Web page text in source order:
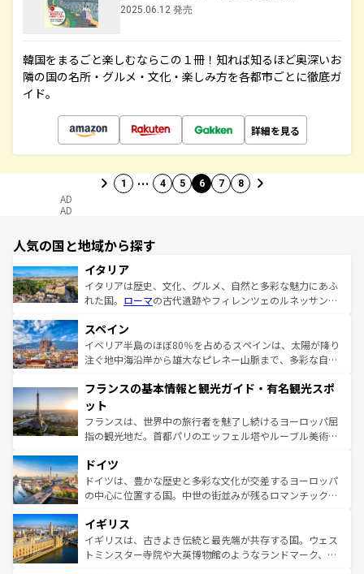
2025.06.12 発売
韓国をまるごと楽しむならこの１冊！知れば知るほど奥深いお
隣の国の名所・グルメ・文化・楽しみ方を各都市ごとに徹底ガ
イド。
詳細を見る
1 … 4 5 6 7 8
AD
AD
人気の国と地域から探す
イタリア
イタリアは歴史、文化、グルメ、自然と多彩な魅力にあふ
れた国。 ローマの古代遺跡やフィレンツェのルネッサンス
ろん、トスカーナの美しい田園風景やアマルフィ海岸の絶
景など、自然景観も見逃せない。観光の合間には、本場の
ピザやパスタなど、絶品のイタリア料理を堪能することも
ませてくれるイタリアで、忘れられない旅をしてみよう！
なお、新着のイタリア情報は
しい。
スペイン
イベリア半島のほぼ80％を占めるスペインは、太陽が降り
注ぐ地中海沿岸から雄大なピレネー山脈まで、多彩な自然
文化が根付くこの国では、情熱的なフラメンコ、熱気あふ
れる闘牛、そして美味しいタパスが生活の一部となってい
る。首都マドリードの洗練された雰囲気や、バルセロナの
アートに溢れた街角から、地方では古代ローマ遺跡や中世
せる。地方によって風土や気候が異なるスペインはその個
性で訪れる人を魅了する。 なお、新着のスペイン情報は コ
ンテンツ一覧を参照してほしい。
フランスの基本情報と観光ガイド・有名観光スポ
ット
フランスは、世界中の旅行者を魅了し続けるヨーロッパ屈
指の観光地だ。首都パリのエッフェル塔やルーブル美術館
で、幅広い魅力が詰まっている。華麗な宮殿、歴史的な大
聖堂、美しいビーチ、そして豊かな自然が、訪れる者を心
から魅了する。また、フランスは美食の国としても知ら
いる。シャンパンの発祥地であるランス、プロヴァンスの
香り高いラベンダー畑など、多彩な楽しみ方が可能だ。さ
らに、パリ以外の地域にも魅力が溢れており、どの街角に
ドイツ
ドイツは、豊かな歴史と多彩な文化が交差するヨーロッパ
の中心に位置する国。中世の街並みが残るロマンチック街
顔を持つこの国は、どこを歩いても飽きることがない。ベ
ルリンの文化的活気、バイエルン州のアルプスの絶景、そ
してライン川沿いのワイン畑といった風景は必見。ビール
イギリス
イギリスは、古きよき伝統と最先端が共存する国。ウェス
トミンスター寺院や大英博物館のようなランドマーク、歴